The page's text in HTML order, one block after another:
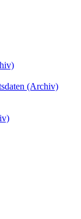
(Archiv)